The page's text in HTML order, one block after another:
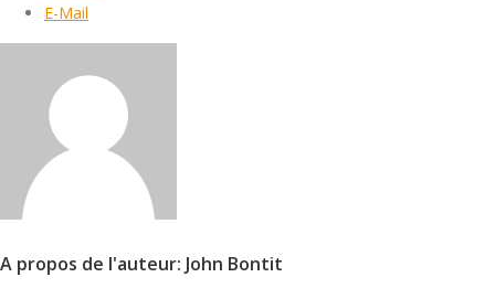
E-Mail
A propos de l'auteur: John Bontit